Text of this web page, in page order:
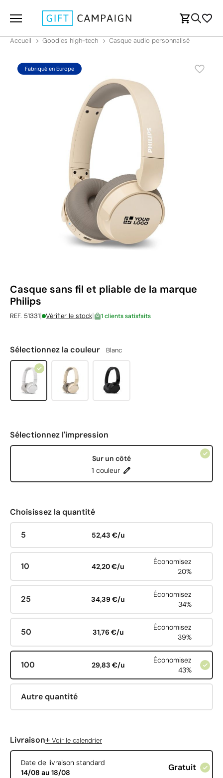
Accueil Goodies high-tech Casque audio personnalisé
Fabriqué en Europe
Casque sans fil et pliable de la marque
Philips
REF. 51331| Vérifier le stock| 1 clients satisfaits
Sélectionnez la couleur Blanc
Sélectionnez l'impression
Sur un côté
1 couleur
Choisissez la quantité
5 52,43 €/u
10 42,20 €/u
Économisez
20%
25 34,39 €/u
Économisez
34%
50 31,76 €/u
Économisez
39%
100 29,83 €/u
Économisez
43%
Autre quantité
Livraison+ Voir le calendrier
Date de livraison standard
14/08 au 18/08
Gratuit